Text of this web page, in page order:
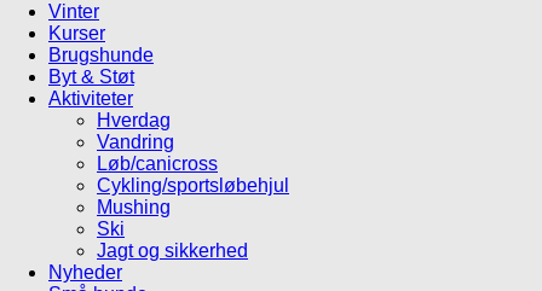
Vinter
Kurser
Brugshunde
Byt & Støt
Aktiviteter
Hverdag
Vandring
Løb/canicross
Cykling/sportsløbehjul
Mushing
Ski
Jagt og sikkerhed
Nyheder